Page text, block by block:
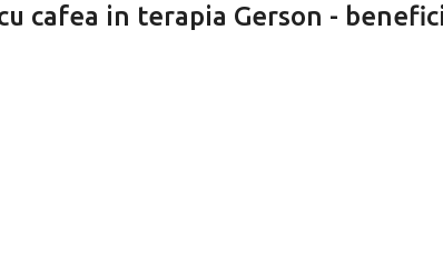
cafea in terapia Gerson -